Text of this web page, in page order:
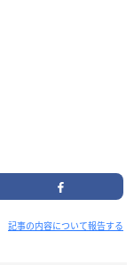
記事の内容について報告する